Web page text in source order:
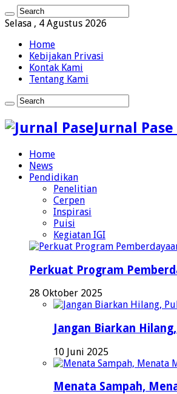
Selasa , 4 Agustus 2026
Home
Kebijakan Privasi
Kontak Kami
Tentang Kami
Jurnal
Home
News
Pendidikan
Penelitian
Cerpen
Inspirasi
Puisi
Kegiatan IGI
Perkuat Program
28 Oktober 2025
Jangan Biarkan
10 Juni 2025
Menata Sampah,